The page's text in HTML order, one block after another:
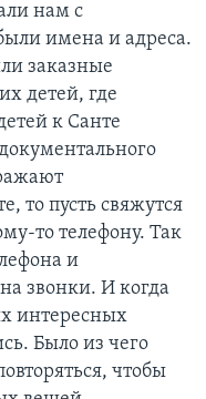
нам с
имена и адреса.
заказные
детей, где
к Санте
то пусть свяжутся
то телефону. Так
и
звонки. И когда
интересных
Было из чего
чтобы